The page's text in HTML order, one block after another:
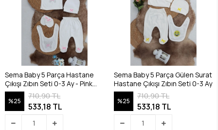
Sema Baby 5 Parça Hastane
Çıkışı Zıbın Seti 0-3 Ay - Pink
Butterfly
%25
710,90 TL
533,18 TL
Sema Baby 5 Parça Gülen Surat
Hastane Çıkışı Zıbın Seti 0-3 Ay
%25
710,90 TL
533,18 TL